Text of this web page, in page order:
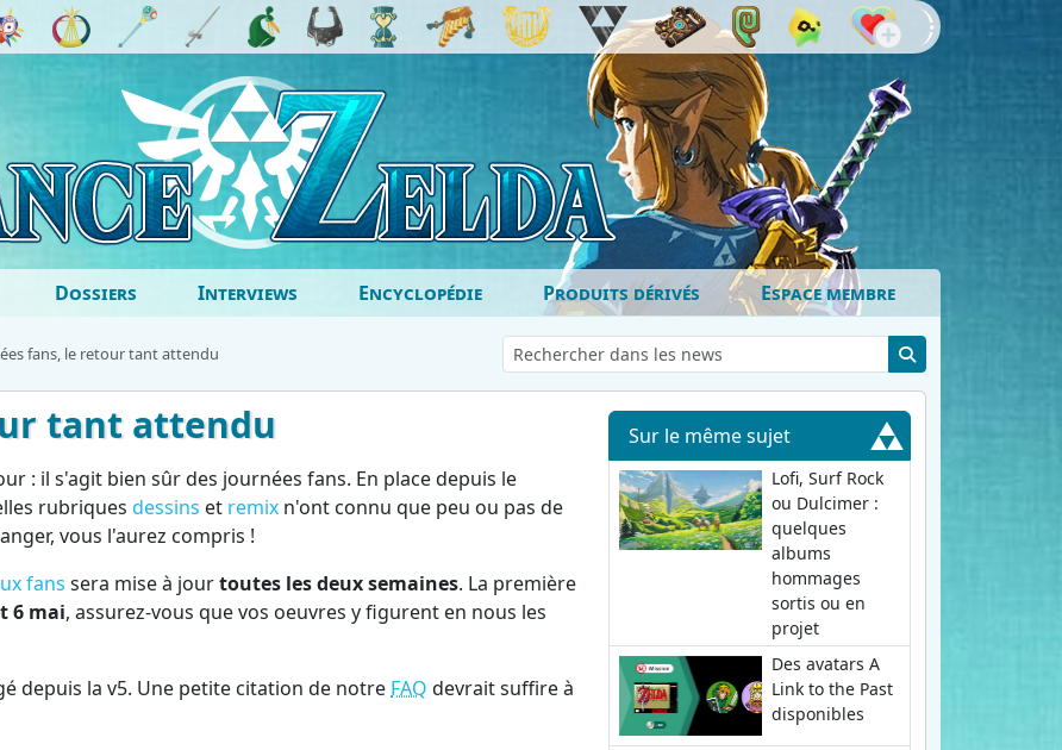
Dossiers Interviews Encyclopédie Produits dérivés Espace membre
fans, le retour tant attendu
tant attendu
: il s'agit bien sûr des journées fans. En place depuis le
rubriques dessins et remix n'ont connu que peu ou pas de
vous l'aurez compris !
fans sera mise à jourtoutes les deux semaines. La première
6 mai, assurez-vous que vos oeuvres y figurent en nous les
depuis la v5. Une petite citation de notre FAQ devrait suffire à
Sur le même sujet
Lofi, Surf Rock
ou Dulcimer :
quelques
albums
hommages
sortis ou en
projet
Des avatars A
Link to the Past
disponibles